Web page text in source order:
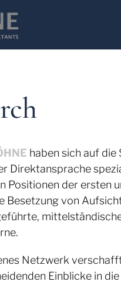
haben sich auf die
Direktansprache
Positionen der ersten
Besetzung von
Netzwerk
Einblicke in